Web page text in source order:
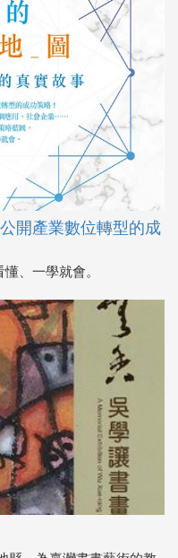
開產業數位轉型的成
、一學就會。